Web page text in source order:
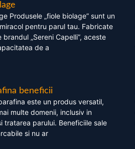
Produsele „fiole biolage” sunt un
pentru parul tau. Fabricate
brandul „Sereni Capelli”, aceste
de a
beneficii
este un produs versatil,
multe domenii, inclusiv in
tratarea parului. Beneficiile sale
si nu ar